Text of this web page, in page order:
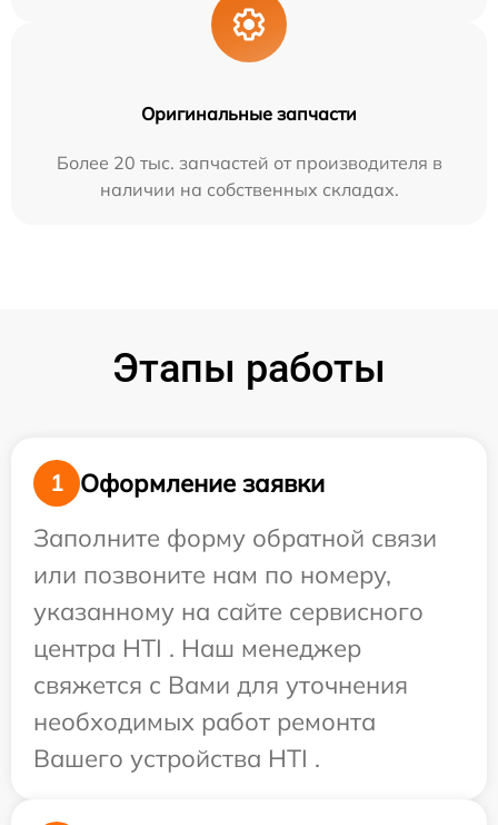
Оригинальные запчасти
Более 20 тыс. запчастей от производителя в
наличии на собственных складах.
Этапы работы
1
Оформление заявки
Заполните форму обратной связи
или позвоните нам по номеру,
указанному на сайте сервисного
центра HTI . Наш менеджер
свяжется с Вами для уточнения
необходимых работ ремонта
Вашего устройства HTI .